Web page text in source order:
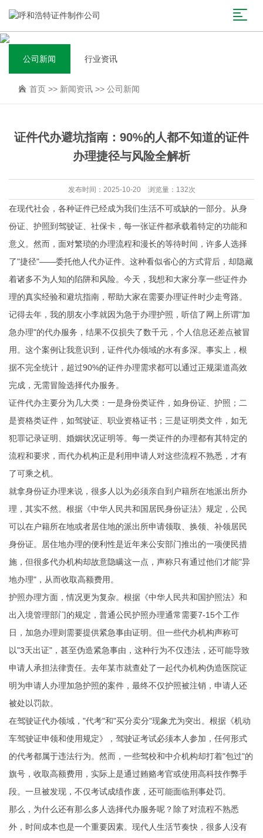
公司新闻 行业资讯
首页 >> 新闻资讯 >> 公司新闻
证件代办避坑指南：90%的人都不知道的证件
办理捷径与风险全解析
发布时间：2025-10-20 浏览量：132次
在现代社会，各种证件已经成为我们生活不可或缺的一部分。从身
份证、护照到驾驶证、社保卡，每一张证件都承载着特定的功能和
意义。然而，面对繁琐的办理流程和漫长的等待时间，许多人选择
了"捷径"——委托他人代办证件。这种看似省心的方式背后，却隐藏
着诸多不为人知的陷阱和风险。今天，我想和大家分享一些证件办
理的真实经验和避坑指南，帮助大家在需要办理证件时少走弯路。
记得去年，我的朋友小李就因为急于办理护照，听信了网上所谓"加
急办理"的代办服务，结果不仅损失了数千元，个人信息还差点被冒
用。这个案例让我意识到，证件代办领域的水有多深。事实上，根
据不完全统计，超过90%的证件办理需求都可以通过正规渠道高效
完成，无需冒险选择代办服务。
证件代办主要分为几大类：一是身份类证件，如身份证、护照；二
是资格类证件，如驾驶证、职业资格证书；三是证明类文件，如无
犯罪记录证明、婚姻状况证明等。每一类证件的办理都有其特定的
流程和要求，而代办机构正是利用申请人对这些流程不熟悉，才有
了可乘之机。
就拿身份证办理来说，很多人以为必须亲自到户籍所在地派出所办
理，其实不然。根据《中华人民共和国居民身份证法》规定，公民
可以在户籍所在地或者居住地的派出所申请领取、换领、补领居民
身份证。居住地办理的便利性是近年来公安部门推出的一项便民措
施，但很多代办机构却故意隐瞒这一点，声称只有通过他们才能"异
地办理"，从而收取高额费用。
护照办理方面，情况更为复杂。根据《中华人民共和国护照法》和
出入境管理部门的规定，普通公民护照办理通常需要7-15个工作
日，加急办理则需要提供紧急事由证明。但一些代办机构声称可
以"3天出证"，甚至伪造紧急事由，这种行为不仅违法，还可能导致
申请人承担法律责任。去年某市就查处了一起代办机构伪造医院证
明为申请人办理加急护照的案件，最终不仅护照被注销，申请人还
被处以罚款。
在驾驶证代办领域，"代考"和"买分卖分"现象尤为突出。根据《机动
车驾驶证申领和使用规定》，驾驶证考试必须本人参加，任何形式
的代考都属于违法行为。然而，一些驾校和中介机构却打着"包过"的
旗号，收取高额费用，实际上是通过贿赂考官或使用高科技作弊手
段。一旦被发现，不仅考试成绩作废，还可能面临刑事处罚。
那么，为什么还有那么多人选择代办服务呢？除了对流程不熟悉
外，时间成本也是一个重要因素。现代人生活节奏快，很多人没有